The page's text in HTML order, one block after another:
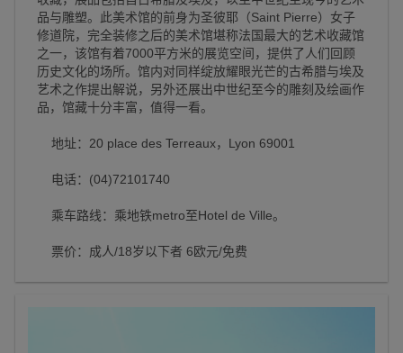
品与雕塑。此美术馆的前身为圣彼耶（Saint Pierre）女子
修道院，完全装修之后的美术馆堪称法国最大的艺术收藏馆
之一，该馆有着7000平方米的展览空间，提供了人们回顾
历史文化的场所。馆内对同样绽放耀眼光芒的古希腊与埃及
艺术之作提出解说，另外还展出中世纪至今的雕刻及绘画作
品，馆藏十分丰富，值得一看。
地址：20 place des Terreaux，Lyon 69001
电话：(04)72101740
乘车路线：乘地铁metro至Hotel de Ville。
票价：成人/18岁以下者 6欧元/免费